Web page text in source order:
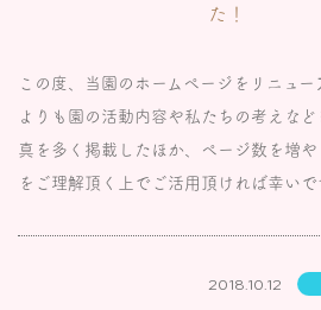
た！
この度、当園のホームページをリニュ
よりも園の活動内容や私たちの考えな
真を多く掲載したほか、ページ数を増
をご理解頂く上でご活用頂ければ幸いで
2018.10.12